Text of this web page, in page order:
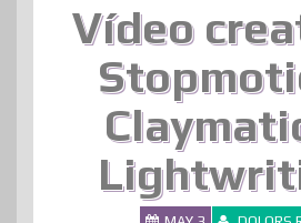
Vídeo